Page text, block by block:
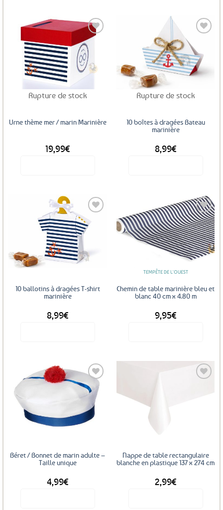
Ajouter
aux
favoris
Rupture de stock
Urne thème mer / marin Marinière
19,99€
Ajouter
aux
favoris
Rupture de stock
10 boîtes à dragées Bateau
marinière
8,99€
Ajouter
favoris
10 ballotins à dragées T-shirt
marinière
8,99€
Ajouter
aux
favoris
TEMPÊTE DE L'OUEST
Chemin de table marinière bleu et
blanc 40 cm x 4.80 m
9,95€
Ajouter
aux
favoris
Béret / Bonnet de marin adulte –
Taille unique
4,99€
Nappe de table rectangulaire
blanche en plastique 137 x 274 cm
2,99€